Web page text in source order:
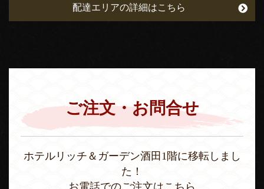
配達エリアの詳細はこちら
ご注文・お問合せ
ホテルリッチ＆ガーデン酒田1階に移転しまし
た！